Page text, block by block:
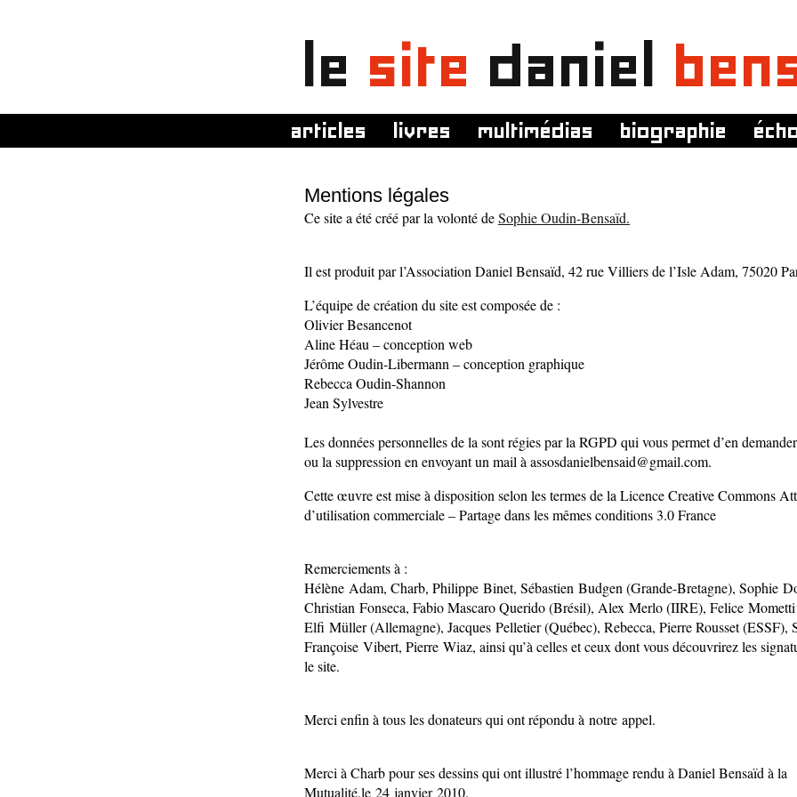
le site daniel
articles livres multimédias biographie
Mentions légales
Ce site a été créé par la volonté deSophie Oudin-Bensaïd.
Il est produit par l’Association Daniel Bensaïd, 42 rue Villiers de l’Isle Adam, 75020
L’équipe de création du site est composée de :
Olivier Besancenot
Aline Héau – conception web
Jérôme Oudin-Libermann – conception graphique
Rebecca Oudin-Shannon
Jean Sylvestre
Les données personnelles de la sont régies par la RGPD qui vous permet d’en
ou la suppression en envoyant un mail à assosdanielbensaid@gmail.com.
Cette œuvre est mise à disposition selon les termes de la Licence Creative Commons
d’utilisation commerciale – Partage dans les mêmes conditions 3.0 France
Remerciements à :
Hélène Adam, Charb, Philippe Binet, Sébastien Budgen (Grande-Bretagne), Sophie
Christian Fonseca, Fabio Mascaro Querido (Brésil), Alex Merlo (IIRE), Felice
Elfi Müller (Allemagne), Jacques Pelletier (Québec), Rebecca, Pierre Rousset (ESSF),
Françoise Vibert, Pierre Wiaz, ainsi qu’à celles et ceux dont vous découvrirez les
le site.
Merci enfin à tous les donateurs qui ont répondu à notre appel.
Merci à Charb pour ses dessins qui ont illustré l’hommage rendu à Daniel Bensaïd à la
Mutualité,le 24 janvier 2010.